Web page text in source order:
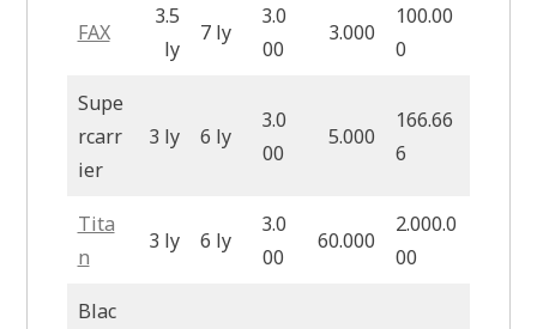
FAX
3.5
ly
7 ly
3.0
00
3.000
100.00
0
Supe
rcarr
ier
3 ly 6 ly
3.0
00
5.000
166.66
6
Tita
n
3 ly 6 ly
3.0
00
60.000
2.000.0
00
Blac